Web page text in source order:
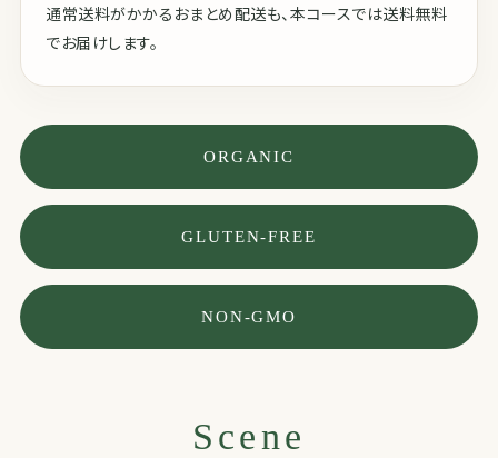
通常送料がかかるおまとめ配送も、本コースでは送料無料
でお届けします。
ORGANIC
GLUTEN-FREE
NON-GMO
Scene